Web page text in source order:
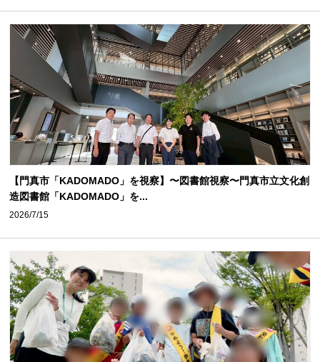
【門真市「KADOMADO」を視察】〜図書館視察〜門真市立文化創
造図書館「KADOMADO」を...
2026/7/15